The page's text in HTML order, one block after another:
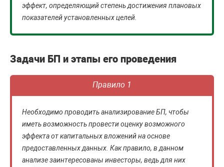
эффект, определяющий степень достижения плановых
показателей установленных целей.
Задачи БП и этапы его проведения
Правило 1
Необходимо проводить анализирование БП, чтобы
иметь возможность провести оценку возможного
эффекта от капитальных вложений на основе
предоставленных данных. Как правило, в данном
анализе заинтересованы инвесторы, ведь для них